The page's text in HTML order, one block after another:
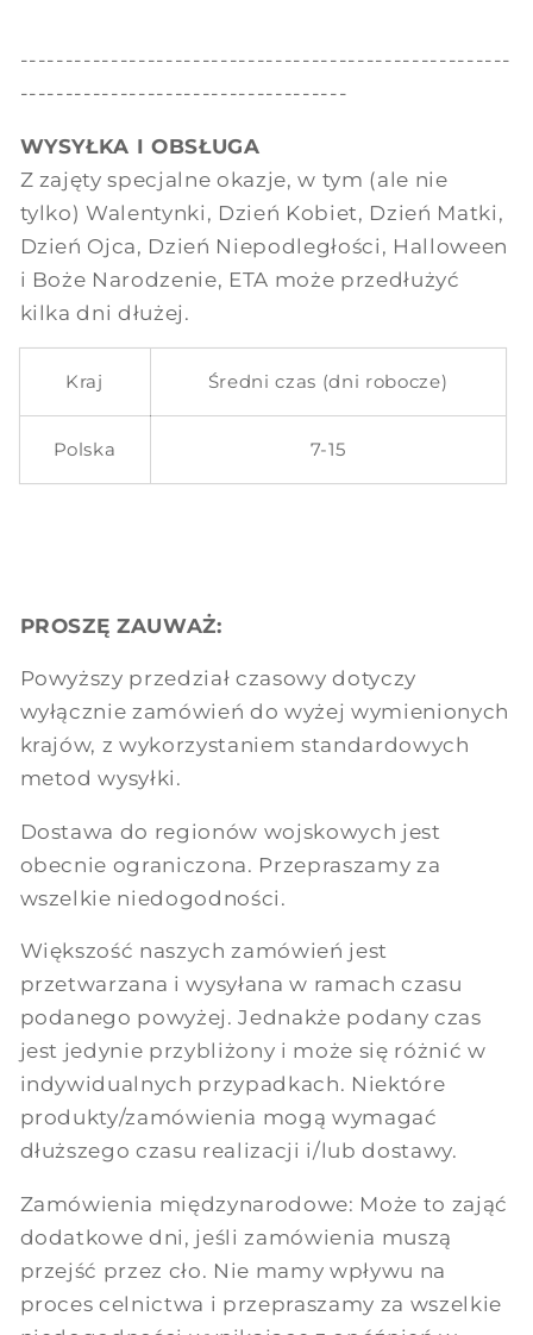
------------------------------------------------------
------------------------------------
WYSYŁKA I OBSŁUGA
Z zajęty specjalne okazje, w tym (ale nie
tylko) Walentynki, Dzień Kobiet, Dzień Matki,
Dzień Ojca, Dzień Niepodległości, Halloween
i Boże Narodzenie, ETA może przedłużyć
kilka dni dłużej.
Kraj Średni czas (dni robocze)
Polska 7-15
PROSZĘ ZAUWAŻ:
Powyższy przedział czasowy dotyczy
wyłącznie zamówień do wyżej wymienionych
krajów, z wykorzystaniem standardowych
metod wysyłki.
Dostawa do regionów wojskowych jest
obecnie ograniczona. Przepraszamy za
wszelkie niedogodności.
Większość naszych zamówień jest
przetwarzana i wysyłana w ramach czasu
podanego powyżej. Jednakże podany czas
jest jedynie przybliżony i może się różnić w
indywidualnych przypadkach. Niektóre
produkty/zamówienia mogą wymagać
dłuższego czasu realizacji i/lub dostawy.
Zamówienia międzynarodowe: Może to zająć
dodatkowe dni, jeśli zamówienia muszą
przejść przez cło. Nie mamy wpływu na
proces celnictwa i przepraszamy za wszelkie